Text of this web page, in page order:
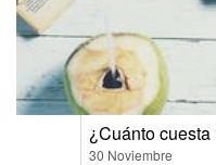
¿Cuánto
30 Noviembre